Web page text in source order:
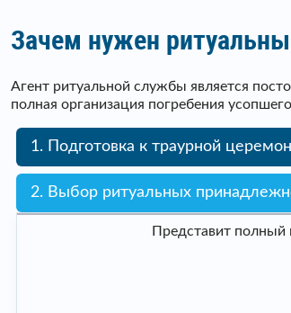
Зачем нужен
Агент ритуальной службы является
полная организация погребения
1. Подготовка к траурной
2. Выбор ритуальных
Представит полный